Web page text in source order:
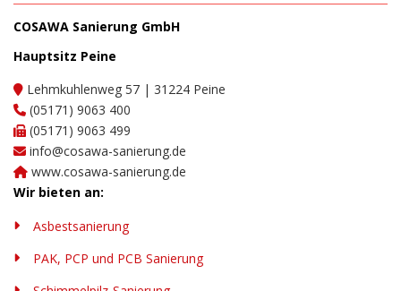
COSAWA Sanierung GmbH
Hauptsitz Peine
Lehmkuhlenweg 57 | 31224 Peine
(05171) 9063 400
(05171) 9063 499
info@cosawa-sanierung.de
www.cosawa-sanierung.de
Wir bieten an:
Asbestsanierung
PAK, PCP und PCB Sanierung